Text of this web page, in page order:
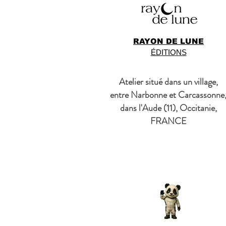
RAYON DE LUNE
ÉDITIONS
Atelier situé dans un village,
entre Narbonne et Carcassonne,
dans l'Aude (11), Occitanie,
FRANCE